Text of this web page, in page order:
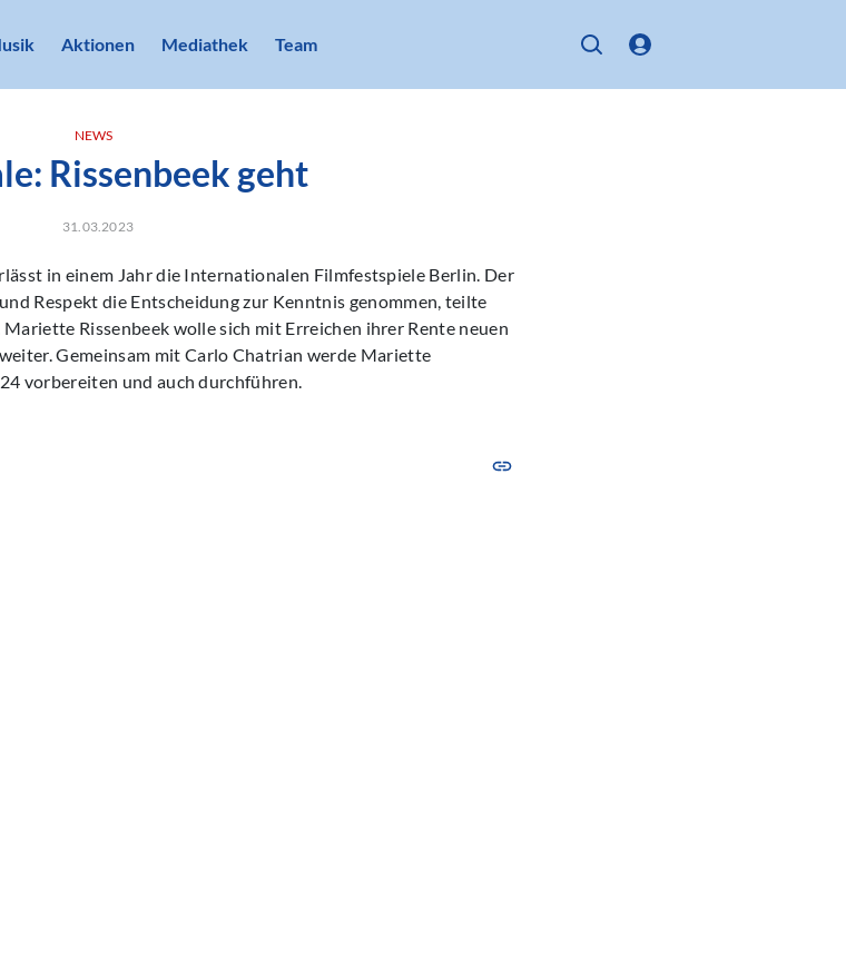
Aktionen Mediathek Team
NEWS
Rissenbeek geht
31.03.2023
in einem Jahr die Internationalen Filmfestspiele Berlin. Der
Respekt die Entscheidung zur Kenntnis genommen, teilte
Rissenbeek wolle sich mit Erreichen ihrer Rente neuen
Gemeinsam mit Carlo Chatrian werde Mariette
vorbereiten und auch durchführen.